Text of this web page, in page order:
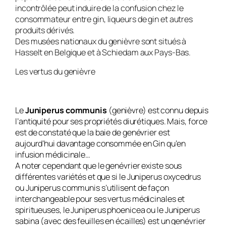
incontrôlée peut induire de la confusion chez le
consommateur entre gin, liqueurs de gin et autres
produits dérivés.
Des musées nationaux du genièvre sont situés à
Hasselt en Belgique et à Schiedam aux Pays-Bas.
Les vertus du genièvre
LeJuniperus communis(genièvre) est connu depuis
l’antiquité pour ses propriétés diurétiques. Mais, force
est de constaté que la baie de genévrier est
aujourd’hui davantage consommée en Gin qu’en
infusion médicinale…
A noter cependant que le genévrier existe sous
différentes variétés et que si leJuniperus oxycedrus
ouJuniperus communiss’utilisent de façon
interchangeable pour ses vertus médicinales et
spiritueuses, leJuniperus phoeniceaou leJuniperus
sabina (avec des feuilles en écailles) est un genévrier